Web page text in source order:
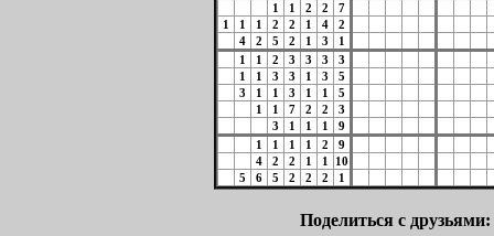
1
1 2 2
7
1
1 1 2 2 1 4
2
4
2 5 2 1 3
1
1
1 2 3 3 3
3
1
1 3 3 1 3
5
3
1 1 3 1 1
5
1
1 7 2 2
3
3
1 1 1
9
1
1 1 1 2
9
4
2 2 1 1
10
5
6 5 2 2 2 1
Поделиться с друзьями: